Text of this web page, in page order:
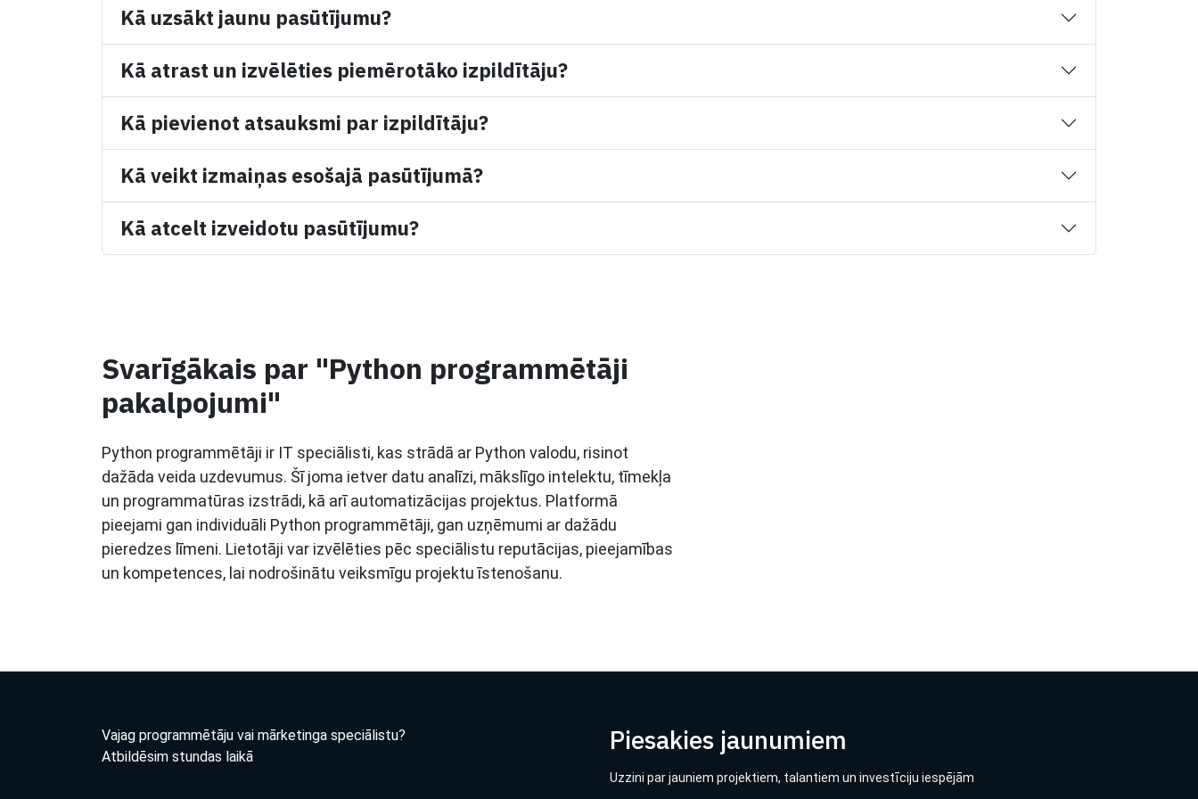
Kā uzsākt jaunu pasūtījumu?
Kā atrast un izvēlēties piemērotāko izpildītāju?
Kā pievienot atsauksmi par izpildītāju?
Kā veikt izmaiņas esošajā pasūtījumā?
Kā atcelt izveidotu pasūtījumu?
Svarīgākais par "Python programmētāji
pakalpojumi"
Python programmētāji ir IT speciālisti, kas strādā ar Python valodu, risinot
dažāda veida uzdevumus. Šī joma ietver datu analīzi, mākslīgo intelektu, tīmekļa
un programmatūras izstrādi, kā arī automatizācijas projektus. Platformā
pieejami gan individuāli Python programmētāji, gan uzņēmumi ar dažādu
pieredzes līmeni. Lietotāji var izvēlēties pēc speciālistu reputācijas, pieejamības
un kompetences, lai nodrošinātu veiksmīgu projektu īstenošanu.
Vajag programmētāju vai mārketinga speciālistu?
Atbildēsim stundas laikā
Piesakies jaunumiem
Uzzini par jauniem projektiem, talantiem un investīciju iespējām